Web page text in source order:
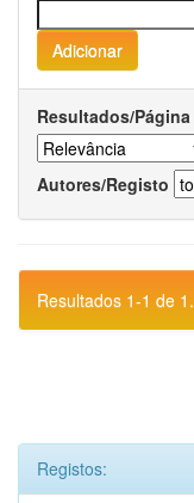
Resultados/Página
Autores/Registo
Resultados 1-1 de 1.
Registos: